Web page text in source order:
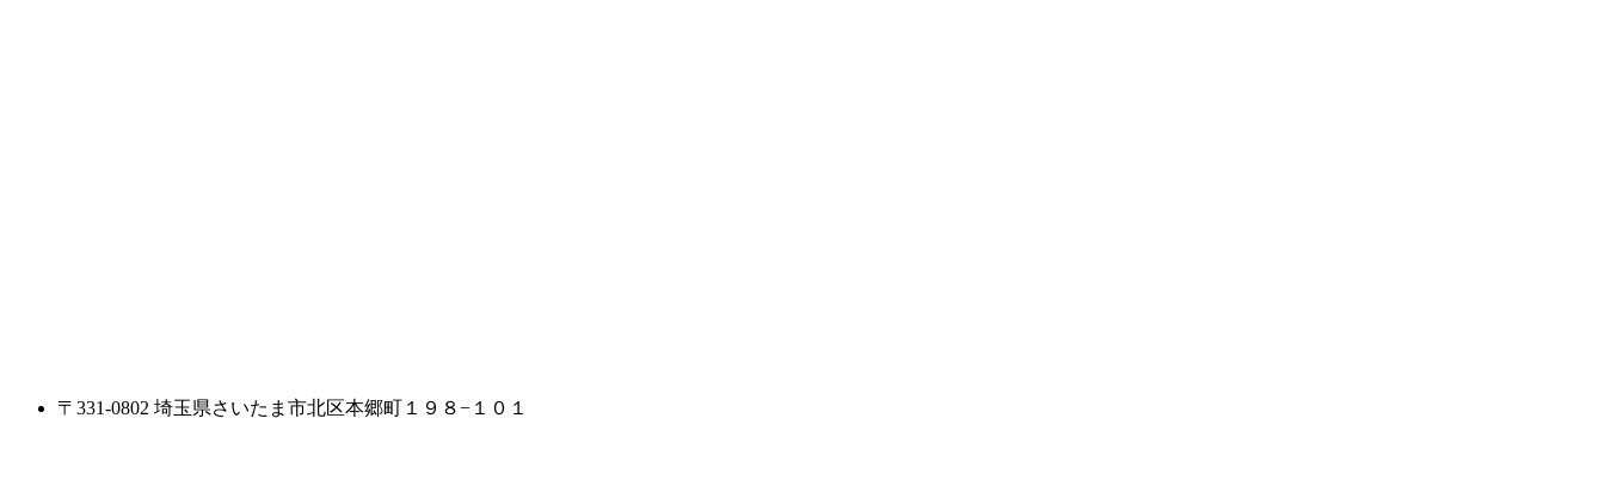
〒331-0802 埼玉県さいたま市北区本郷町１９８−１０１